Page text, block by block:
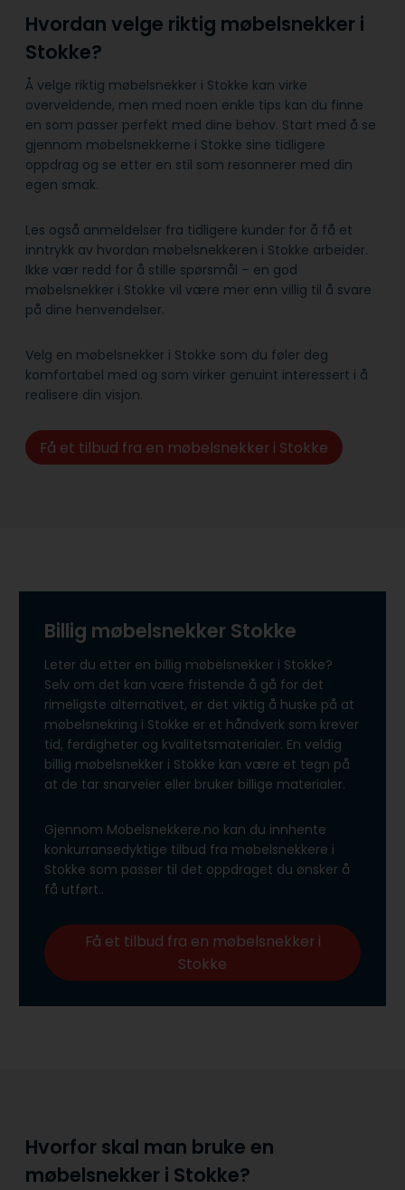
Hvordan velge riktig møbelsnekker i
Stokke?
Å velge riktig møbelsnekker i Stokke kan virke
overveldende, men med noen enkle tips kan du finne
en som passer perfekt med dine behov. Start med å se
gjennom møbelsnekkerne i Stokke sine tidligere
oppdrag og se etter en stil som resonnerer med din
egen smak.
Les også anmeldelser fra tidligere kunder for å få et
inntrykk av hvordan møbelsnekkeren i Stokke arbeider.
Ikke vær redd for å stille spørsmål – en god
møbelsnekker i Stokke vil være mer enn villig til å svare
på dine henvendelser.
Velg en møbelsnekker i Stokke som du føler deg
komfortabel med og som virker genuint interessert i å
realisere din visjon.
Få et tilbud fra en møbelsnekker i Stokke
Billig møbelsnekker Stokke
Leter du etter en billig møbelsnekker i Stokke?
Selv om det kan være fristende å gå for det
rimeligste alternativet, er det viktig å huske på at
møbelsnekring i Stokke er et håndverk som krever
tid, ferdigheter og kvalitetsmaterialer. En veldig
billig møbelsnekker i Stokke kan være et tegn på
at de tar snarveier eller bruker billige materialer.
Gjennom Mobelsnekkere.no kan du innhente
konkurransedyktige tilbud fra møbelsnekkere i
Stokke som passer til det oppdraget du ønsker å
få utført..
Få et tilbud fra en møbelsnekker i
Stokke
Hvorfor skal man bruke en
møbelsnekker i Stokke?